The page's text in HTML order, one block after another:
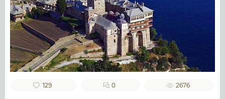
129 0 2676